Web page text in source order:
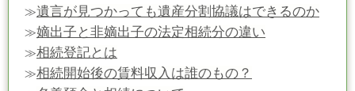
≫遺言が見つかっても遺産分割協議はできるのか
≫嫡出子と非嫡出子の法定相続分の違い
≫相続登記とは
≫相続開始後の賃料収入は誰のもの？